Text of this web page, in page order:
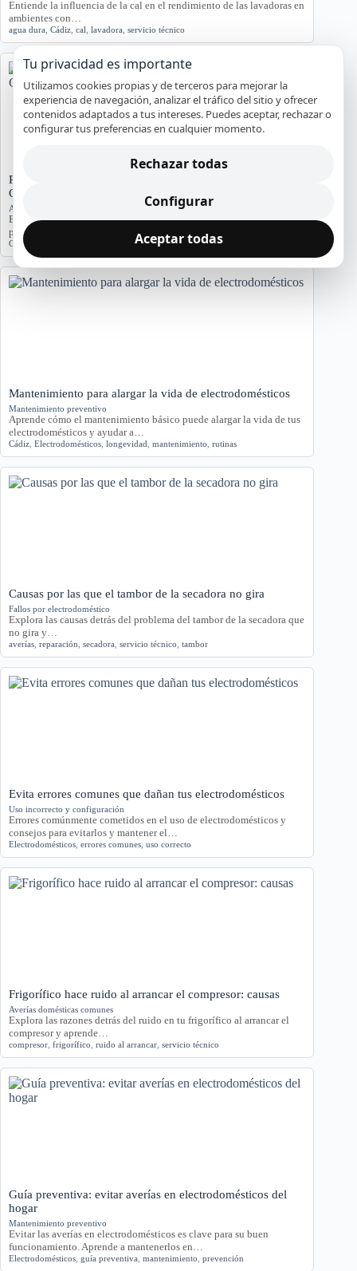
Entiende la influencia de la cal en el rendimiento de las lavadoras en
ambientes con…
agua dura Cádiz cal lavadora servicio técnico
Problemas de Electrodomésticos en Pisos Antiguos de
Cádiz
Averías y orientación en Cádiz
Exploramos los problemas más comunes de electrodomésticos en
pisos antiguos de Cádiz, considerando la humedad…
Cádiz problemas comunes, soluciones
Mantenimiento para alargar la vida de electrodomésticos
Mantenimiento preventivo
Aprende cómo el mantenimiento básico puede alargar la vida de tus
electrodomésticos y ayudar a…
Cádiz Electrodomésticos longevidad mantenimiento rutinas
Causas por las que el tambor de la secadora no gira
Fallos por electrodoméstico
Explora las causas detrás del problema del tambor de la secadora que
no gira y…
averías reparación secadora servicio técnico tambor
Evita errores comunes que dañan tus electrodomésticos
Uso incorrecto y configuración
Errores comúnmente cometidos en el uso de electrodomésticos y
consejos para evitarlos y mantener el…
Electrodomésticos errores comunes uso correcto
Frigorífico hace ruido al arrancar el compresor: causas
Averías domésticas comunes
Explora las razones detrás del ruido en tu frigorífico al arrancar el
compresor y aprende…
compresor frigorífico ruido al arrancar servicio técnico
Guía preventiva: evitar averías en electrodomésticos del
hogar
Mantenimiento preventivo
Evitar las averías en electrodomésticos es clave para su buen
funcionamiento. Aprende a mantenerlos en…
Electrodomésticos guía preventiva mantenimiento prevención
Tu privacidad es importante
Utilizamos cookies propias y de terceros para mejorar la
experiencia de navegación, analizar el tráfico del sitio y ofrecer
contenidos adaptados a tus intereses. Puedes aceptar, rechazar o
configurar tus preferencias en cualquier momento.
Rechazar todas
Configurar
Aceptar todas